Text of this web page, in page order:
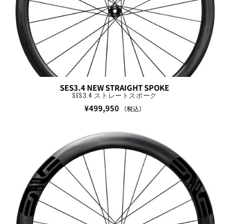
SES3.4 NEW STRAIGHT SPOKE
SES3.4 ストレートスポーク
¥499,950 （税込）